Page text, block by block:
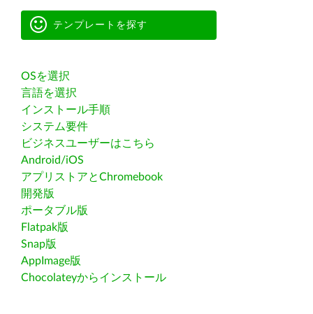
テンプレートを探す
OSを選択
言語を選択
インストール手順
システム要件
ビジネスユーザーはこちら
Android/iOS
アプリストアとChromebook
開発版
ポータブル版
Flatpak版
Snap版
AppImage版
Chocolateyからインストール